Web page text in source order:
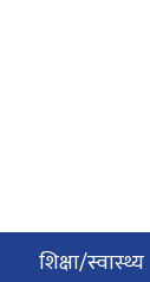
शिक्षा/स्वास्थ्य